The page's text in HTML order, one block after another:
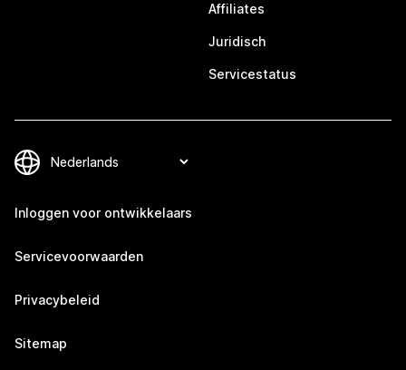
Affiliates
Juridisch
Servicestatus
Inloggen voor ontwikkelaars
Servicevoorwaarden
Privacybeleid
Sitemap